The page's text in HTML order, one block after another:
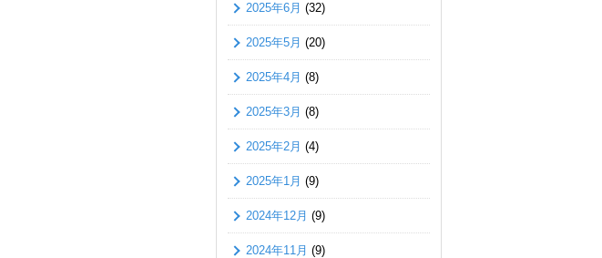
2025年6月 (32)
2025年5月 (20)
2025年4月 (8)
2025年3月 (8)
2025年2月 (4)
2025年1月 (9)
2024年12月 (9)
2024年11月 (9)